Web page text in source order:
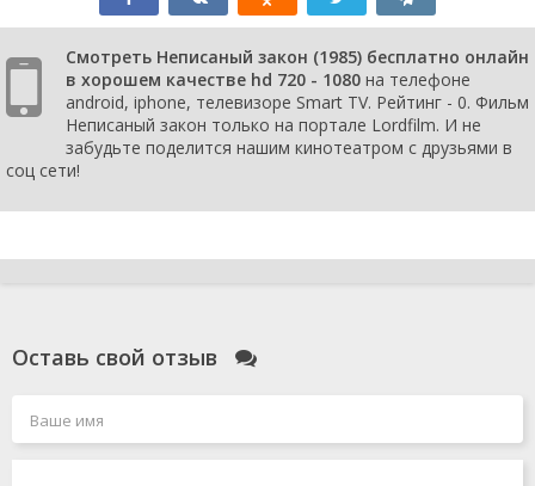
Смотреть Неписаный закон (1985) бесплатно онлайн
в хорошем качестве hd 720 - 1080 на телефоне
android, iphone, телевизоре Smart TV. Рейтинг - 0. Фильм
Неписаный закон только на портале Lordfilm. И не
забудьте поделится нашим кинотеатром с друзьями в
соц сети!
Оставь свой отзыв